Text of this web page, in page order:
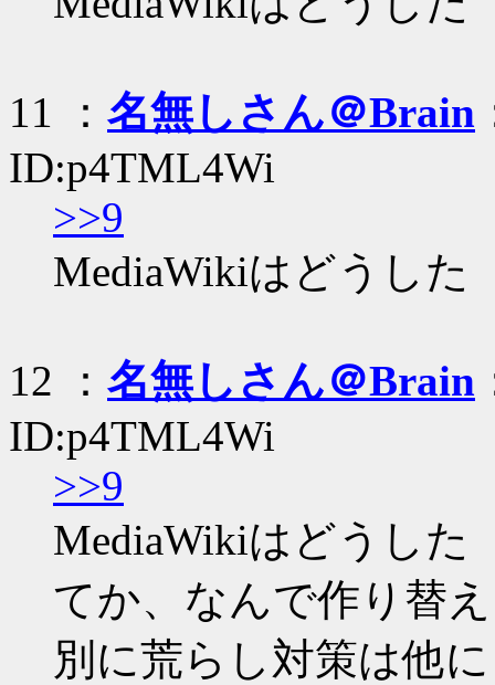
11 ： 名無しさん＠Brain
ID:p4TML4Wi
>>9
MediaWikiはどうした
12 ： 名無しさん＠Brain
ID:p4TML4Wi
>>9
MediaWikiはどうした
てか、なんで作り替
別に荒らし対策は他